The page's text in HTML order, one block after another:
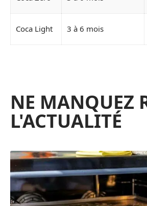
Coca Light 3 à 6 mois
NE MANQUEZ
L'ACTUALITÉ